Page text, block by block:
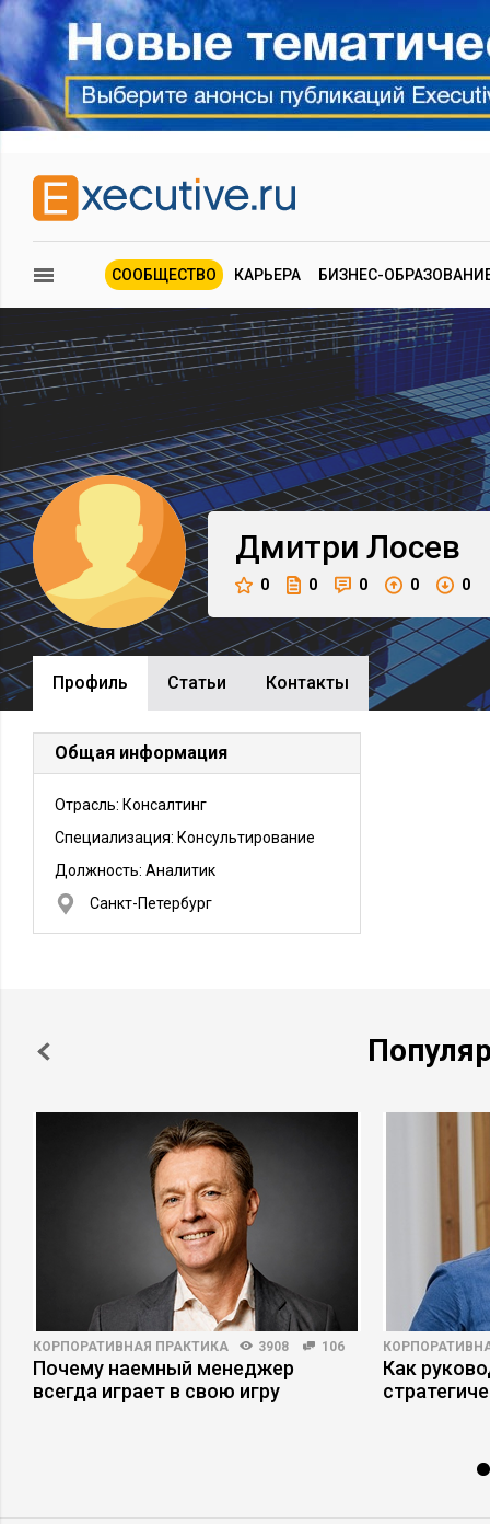
СООБЩЕСТВО КАРЬЕРА БИЗНЕС-
Дмитри Лосев
0 0 0 0 0
Профиль Cтатьи Контакты
Общая информация
Отрасль: Консалтинг
Специализация: Консультирование
Должность: Аналитик
Санкт-Петербург
КОРПОРАТИВНАЯ ПРАКТИКА 3908 106
Почему наемный менеджер
всегда играет в свою игру
Как